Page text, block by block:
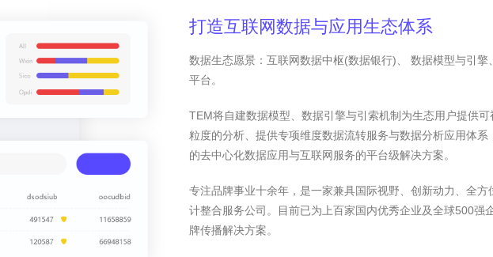
打造互联网数据与应用生态体系
数据生态愿景：互联网数据中枢(数据银行)、 数据模型与引擎
平台。
TEM将自建数据模型、数据引擎与引索机制为生态用户提供
粒度的分析、提供专项维度数据流转服务与数据分析应用体
的去中心化数据应用与互联网服务的平台级解决方案。
专注品牌事业十余年，是一家兼具国际视野、创新动力、全方
计整合服务公司。目前已为上百家国内优秀企业及全球500强
牌传播解决方案。